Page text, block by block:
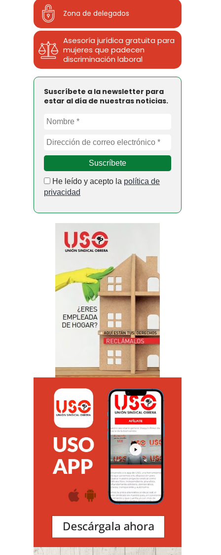
Zona de delegados
Asesoría jurídica gratuita para
mujeres que padecen
discriminación laboral
Suscríbete a la newsletter para
estar al día de nuestras noticias.
He leído y acepto la política de
privacidad